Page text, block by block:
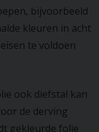
bijvoorbeeld
kleuren in acht
te voldoen
ook diefstal kan
de derving
gekleurde folie